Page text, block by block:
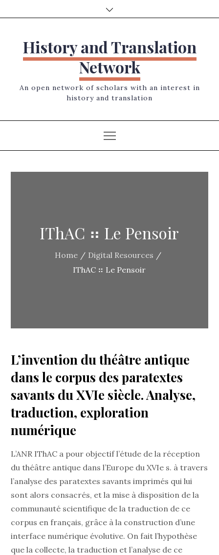
to
History and Translation
Network
An open network of scholars with an interest in
history and translation
IThAC ⠶ Le Pensoir
Home
Digital Resources
IThAC ⠶ Le Pensoir
L’invention du théâtre antique
dans le corpus des paratextes
savants du XVIe siècle. Analyse,
traduction, exploration
numérique
L’ANR IThAC a pour objectif l’étude de la réception
du théâtre antique dans l’Europe du XVIe s. à travers
l’analyse des paratextes savants imprimés qui lui
sont alors consacrés, et la mise à disposition de la
communauté scientifique de la traduction de ce
corpus en français, grâce à la construction d’une
interface numérique évolutive. On fait l’hypothèse
que la collecte, la traduction et l’analyse de ce